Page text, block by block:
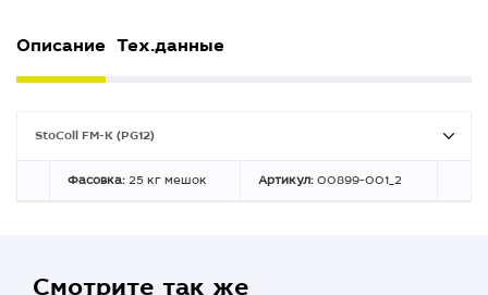
Описание Тех.данные
StoColl FM-K (PG12)
Фасовка: 25 кг мешок Артикул: 00899-001_2
Смотрите так же